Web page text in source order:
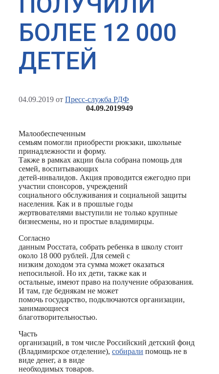
БОЛЕЕ 12 000
ДЕТЕЙ
04.09.2019 от Пресс-служба РДФ
04.09.2019949
Малообеспеченным
семьям помогли приобрести рюкзаки, школьные
принадлежности и форму.
Также в рамках акции была собрана помощь для
семей, воспитывающих
детей-инвалидов. Акция проводится ежегодно при
участии спонсоров, учреждений
социального обслуживания и социальной защиты
населения. Как и в прошлые годы
жертвователями выступили не только крупные
бизнесмены, но и простые владимирцы.
Согласно
данным Росстата, собрать ребенка в школу стоит
около 18 000 рублей. Для семей с
низким доходом эта сумма может оказаться
непосильной. Но их дети, также как и
остальные, имеют право на получение образования.
И там, где беднякам не может
помочь государство, подключаются организации,
занимающиеся
благотворительностью.
Часть
организаций, в том числе Российский детский фонд
(Владимирское отделение), собирали помощь не в
виде денег, а в виде
необходимых товаров.